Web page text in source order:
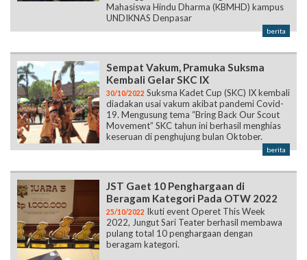
Mahasiswa Hindu Dharma (KBMHD) kampus
UNDIKNAS Denpasar
berita
Sempat Vakum, Pramuka Suksma
Kembali Gelar SKC IX
30/10/2022 Suksma Kadet Cup (SKC) IX kembali
diadakan usai vakum akibat pandemi Covid-
19. Mengusung tema “Bring Back Our Scout
Movement” SKC tahun ini berhasil menghias
keseruan di penghujung bulan Oktober.
berita
JST Gaet 10 Penghargaan di
Beragam Kategori Pada OTW 2022
25/10/2022 Ikuti event Operet This Week
2022, Jungut Sari Teater berhasil membawa
pulang total 10 penghargaan dengan
beragam kategori.